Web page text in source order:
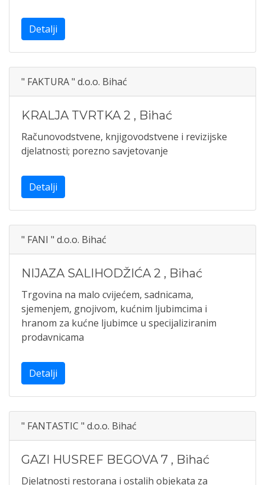
Detalji
" FAKTURA " d.o.o. Bihać
KRALJA TVRTKA 2 , Bihać
Računovodstvene, knjigovodstvene i revizijske
djelatnosti; porezno savjetovanje
Detalji
" FANI " d.o.o. Bihać
NIJAZA SALIHODŽIĆA 2 , Bihać
Trgovina na malo cvijećem, sadnicama,
sjemenjem, gnojivom, kućnim ljubimcima i
hranom za kućne ljubimce u specijaliziranim
prodavnicama
Detalji
" FANTASTIC " d.o.o. Bihać
GAZI HUSREF BEGOVA 7 , Bihać
Djelatnosti restorana i ostalih objekata za